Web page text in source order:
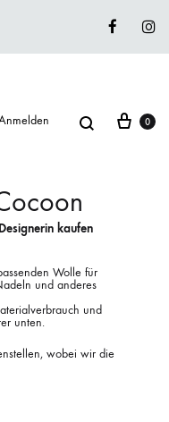
Suche 0
kaufen
Wolle für
und anderes
und
unten.
wobei wir die